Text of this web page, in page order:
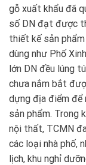
gỗ xuất khẩu đã
số DN đạt được
thiết kế sản
dùng như Phố
lớn DN đều lúng
chưa nắm bắt
dựng địa điểm để
sản phẩm. Trong
nội thất, TCMN
các loại nhà phố,
lịch, khu nghỉ